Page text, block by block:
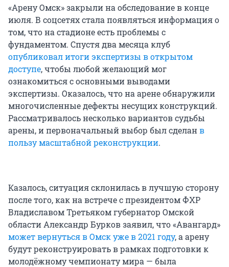
«Арену Омск» закрыли на обследование в конце
июля. В соцсетях стала появляться информация о
том, что на стадионе есть проблемы с
фундаментом. Спустя два месяца клуб
опубликовал итоги экспертизы в открытом
доступе, чтобы любой желающий мог
ознакомиться с основными выводами
экспертизы. Оказалось, что на арене обнаружили
многочисленные дефекты несущих конструкций.
Рассматривалось несколько вариантов судьбы
арены, и первоначальный выбор был сделанв
пользу масштабной реконструкции.
Казалось, ситуация склонилась в лучшую сторону
после того, как на встрече с президентом ФХР
Владиславом Третьяком губернатор Омской
области Александр Бурков заявил, что «Авангард»
может вернуться в Омск уже в 2021 году, а арену
будут реконструировать в рамках подготовки к
молодёжному чемпионату мира — была